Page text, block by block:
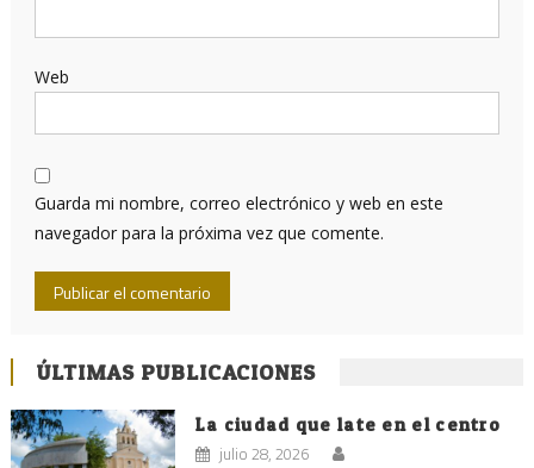
Web
Guarda mi nombre, correo electrónico y web en este
navegador para la próxima vez que comente.
ÚLTIMAS PUBLICACIONES
La ciudad que late en el centro
julio 28, 2026